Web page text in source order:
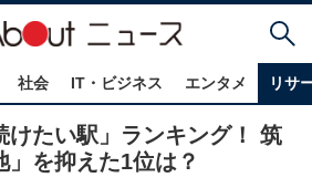
社会 IT・ビジネス エンタメ リサ
けたい駅」ランキング！ 筑
」を抑えた1位は？